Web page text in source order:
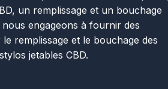
un remplissage et un bouchage
engageons à fournir des
remplissage et le bouchage des
jetables CBD.